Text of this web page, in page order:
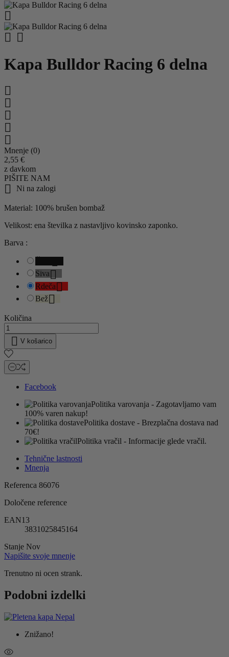



Kapa Bulldor Racing 6 delna





Mnenje (0)
2,55 €
z davkom
PIŠITE NAM
 Ni na zalogi
Material: 100% brušen bombaž
Velikost: ena številka z nastavljivo kovinsko zaponko.
Barva :

Siva
Rdeča
Bež
Količina
 V košarico
Facebook
Politika varovanja - Zagotavljamo vam
100% varen nakup!
Politika dostave - Brezplačna dostava nad
70€!
Politika vračil - Informacije glede vračil.
Tehnične lastnosti
Mnenja
Referenca 86076
Določene reference
EAN13
3831025845164
Stanje Nov
Napišite svoje mnenje
Trenutno ni ocen strank.
Podobni izdelki
Znižano!